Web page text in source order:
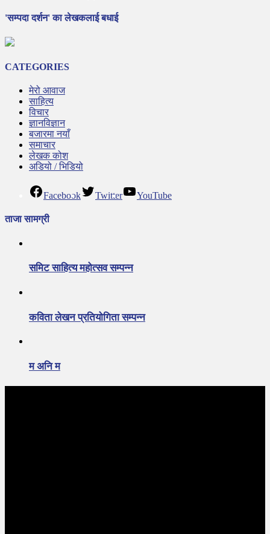
'सम्पदा दर्शन' का लेखकलाई बधाई
CATEGORIES
मेरो आवाज
साहित्य
विचार
ज्ञानविज्ञान
बजारमा नयाँ
समाचार
लेखक कोश
अडियो / भिडियो
Facebook Twitter YouTube
ताजा सामग्री
समिट साहित्य महोत्सव सम्पन्न
कविता लेखन प्रतियोगिता सम्पन्न
म अनि म